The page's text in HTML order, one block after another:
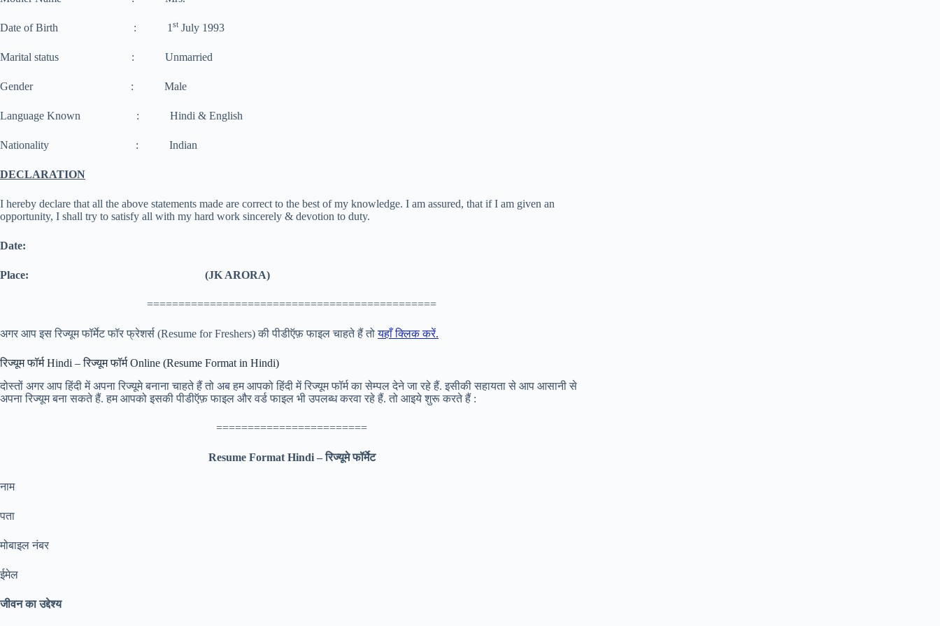
Date of Birth : 1 st July 1993
Marital status : Unmarried
Gender : Male
Language Known : Hindi & English
Nationality : Indian
DECLARATION
I hereby declare that all the above statements made are correct to the best of my knowledge. I am assured, that if I am given an
opportunity, I shall try to satisfy all with my hard work sincerely & devotion to duty.
Date:
Place: (JK ARORA)
==============================================
अगर आप इस रिज्यूम फॉर्मेट फॉर फ्रेशर्स (Resume for Freshers) की पीडीऍफ़ फाइल चाहते हैं तोयहाँ क्लिक करें.
रिज्यूम फॉर्म Hindi – रिज्यूम फॉर्म Online (Resume Format in Hindi)
दोस्तों अगर आप हिंदी में अपना रिज्यूमे बनाना चाहते हैं तो अब हम आपको हिंदी में रिज्यूम फॉर्म का सेम्पल देने जा रहे हैं. इसीकी सहायता से आप आसानी से
अपना रिज्यूम बना सकते हैं. हम आपको इसकी पीडीऍफ़ फाइल और वर्ड फाइल भी उपलब्ध करवा रहे हैं. तो आइये शुरू करते हैं :
========================
Resume Format Hindi – रिज्यूमे फॉर्मेट
नाम
पता
मोबाइल नंबर
ईमेल
जीवन का उद्देश्य